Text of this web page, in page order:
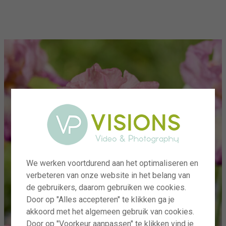
We werken voortdurend aan het optimaliseren en
verbeteren van onze website in het belang van
de gebruikers, daarom gebruiken we cookies.
Door op "Alles accepteren" te klikken ga je
akkoord met het algemeen gebruik van cookies.
Door op "Voorkeur aanpassen" te klikken vind je